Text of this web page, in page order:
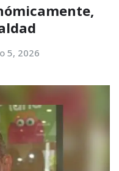
5, 2026